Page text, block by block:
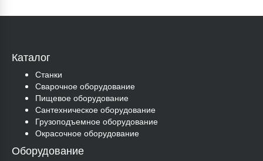
Каталог
Станки
Сварочное оборудование
Пищевое оборудование
Сантехническое оборудование
Грузоподъемное оборудование
Окрасочное оборудование
Оборудование